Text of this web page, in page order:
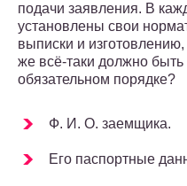
подачи заявления. В
установлены свои
выписки и
же всё-таки должно
обязательном порядке?
Ф. И. О. заемщика.
Его паспортные